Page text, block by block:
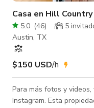
Casa en Hill
5.0 (46)
5
Austin, TX
$150 USD/h
Para más fotos y
Instagram. Esta